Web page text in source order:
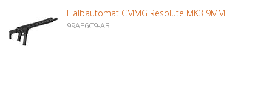
Halbautomat CMMG Resolute MK3 9MM
99AE6C9-AB